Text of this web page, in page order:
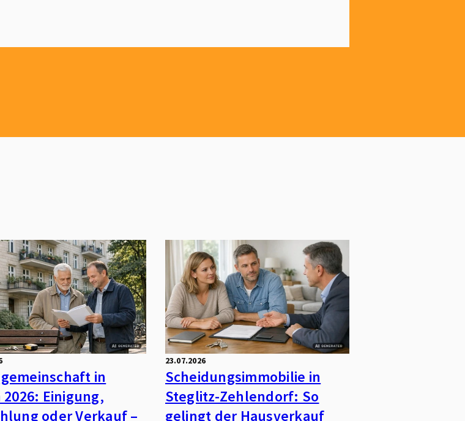
in
Einigung,
oder Verkauf –
23.07.2026
Scheidungsimmobilie in
Steglitz-Zehlendorf: So
gelingt der Hausverkauf